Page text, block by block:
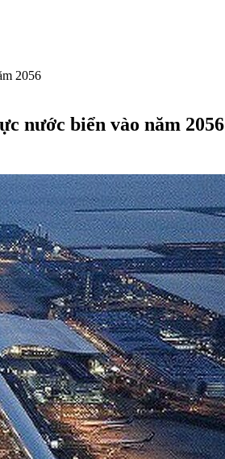
2056
nước biển vào năm 2056